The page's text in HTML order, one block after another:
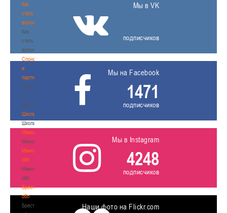
Как
стать
волонтером
Как
стать
волонтером
Спонсоры
и
партнеры
Спонсоры
и
партнеры
Школы
Школы
Минск
Минск
Минская
обл
Минская
обл
Брестская
обл
Брестская
Мы в VK
подписчиков
Мы на Facebook
1471
подписчиков
Мы в Instagram
4248
подписчиков
Наши фото на Flickr.com